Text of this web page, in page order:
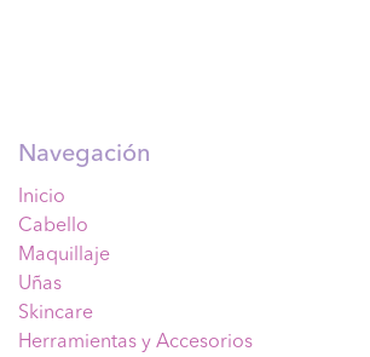
Navegación
Inicio
Cabello
Maquillaje
Uñas
Skincare
Herramientas y Accesorios